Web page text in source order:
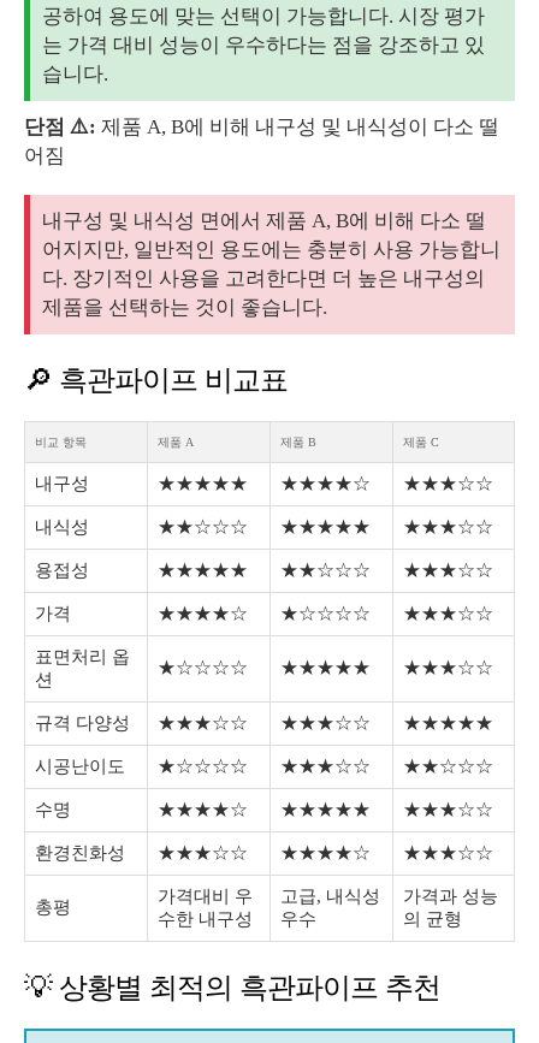
공하여 용도에 맞는 선택이 가능합니다. 시장 평가
는 가격 대비 성능이 우수하다는 점을 강조하고 있
습니다.
단점 ⚠️: 제품 A, B에 비해 내구성 및 내식성이 다소 떨
어짐
내구성 및 내식성 면에서 제품 A, B에 비해 다소 떨
어지지만, 일반적인 용도에는 충분히 사용 가능합니
다. 장기적인 사용을 고려한다면 더 높은 내구성의
제품을 선택하는 것이 좋습니다.
🔎 흑관파이프 비교표
비교 항목 제품 A 제품 B 제품 C
내구성 ★★★★★ ★★★★☆ ★★★☆☆
내식성 ★★☆☆☆ ★★★★★ ★★★☆☆
용접성 ★★★★★ ★★☆☆☆ ★★★☆☆
가격 ★★★★☆ ★☆☆☆☆ ★★★☆☆
표면처리 옵
션
★☆☆☆☆ ★★★★★ ★★★☆☆
규격 다양성 ★★★☆☆ ★★★☆☆ ★★★★★
시공난이도 ★☆☆☆☆ ★★★☆☆ ★★☆☆☆
수명 ★★★★☆ ★★★★★ ★★★☆☆
환경친화성 ★★★☆☆ ★★★★☆ ★★★☆☆
총평
가격대비 우
수한 내구성
고급, 내식성
우수
가격과 성능
의 균형
💡 상황별 최적의 흑관파이프 추천